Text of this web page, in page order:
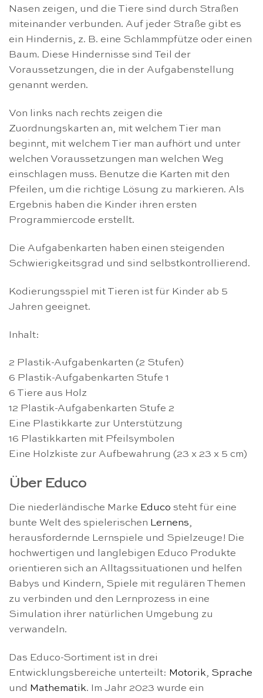
Nasen zeigen, und die Tiere sind durch Straßen
miteinander verbunden. Auf jeder Straße gibt es
ein Hindernis, z. B. eine Schlammpfütze oder einen
Baum. Diese Hindernisse sind Teil der
Voraussetzungen, die in der Aufgabenstellung
genannt werden.
Von links nach rechts zeigen die
Zuordnungskarten an, mit welchem Tier man
beginnt, mit welchem Tier man aufhört und unter
welchen Voraussetzungen man welchen Weg
einschlagen muss. Benutze die Karten mit den
Pfeilen, um die richtige Lösung zu markieren. Als
Ergebnis haben die Kinder ihren ersten
Programmiercode erstellt.
Die Aufgabenkarten haben einen steigenden
Schwierigkeitsgrad und sind selbstkontrollierend.
Kodierungsspiel mit Tieren ist für Kinder ab 5
Jahren geeignet.
Inhalt:
2 Plastik-Aufgabenkarten (2 Stufen)
6 Plastik-Aufgabenkarten Stufe 1
6 Tiere aus Holz
12 Plastik-Aufgabenkarten Stufe 2
Eine Plastikkarte zur Unterstützung
16 Plastikkarten mit Pfeilsymbolen
Eine Holzkiste zur Aufbewahrung (23 x 23 x 5 cm)
Über Educo
Die niederländische Marke Educo steht für eine
bunte Welt des spielerischen Lernens,
herausfordernde Lernspiele und Spielzeuge! Die
hochwertigen und langlebigen Educo Produkte
orientieren sich an Alltagssituationen und helfen
Babys und Kindern, Spiele mit regulären Themen
zu verbinden und den Lernprozess in eine
Simulation ihrer natürlichen Umgebung zu
verwandeln.
Das Educo-Sortiment ist in drei
Entwicklungsbereiche unterteilt: Motorik, Sprache
und Mathematik. Im Jahr 2023 wurde ein